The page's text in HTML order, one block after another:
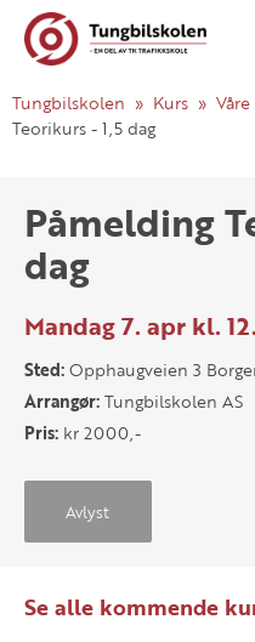
Tungbilskolen Kurs
Teorikurs - 1,5 dag
Påmelding
dag
Mandag 7. apr kl.
Sted:Opphaugveien 3
Arrangør:Tungbilskolen AS
Pris: kr 2000,-
Avlyst
Se alle kommende